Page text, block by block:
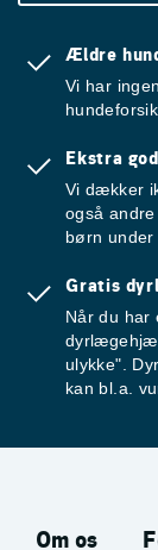
Ældre
Vi har
Ekstra
Vi dækker
også
børn
Gratis
Når du har
ulykke".
kan bl.a.
Om os